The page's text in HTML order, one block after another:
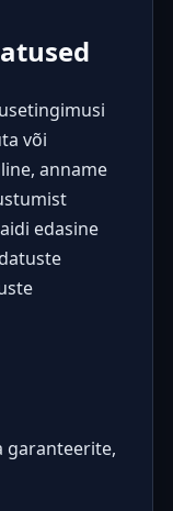
või
anname
edasine
garanteerite,